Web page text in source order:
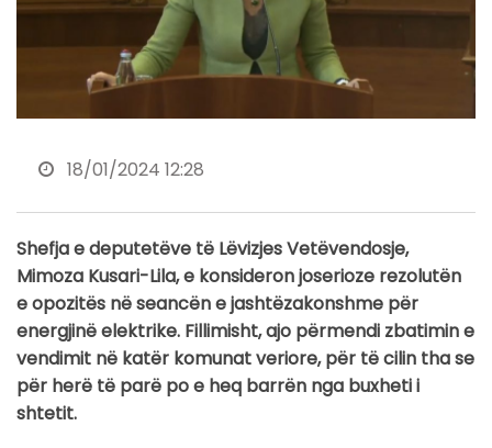
18/01/2024 12:28
Shefja e deputetëve të Lëvizjes Vetëvendosje,
Mimoza Kusari-Lila, e konsideron joserioze rezolutën
e opozitës në seancën e jashtëzakonshme për
energjinë elektrike. Fillimisht, ajo përmendi zbatimin e
vendimit në katër komunat veriore, për të cilin tha se
për herë të parë po e heq barrën nga buxheti i
shtetit.